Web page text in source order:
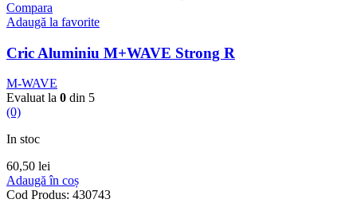
Compara
Adaugă la favorite
Cric Aluminiu M+WAVE Strong R
M-WAVE
Evaluat la 0 din 5
(0)
In stoc
60,50 lei
Adaugă în coș
Cod Produs: 430743